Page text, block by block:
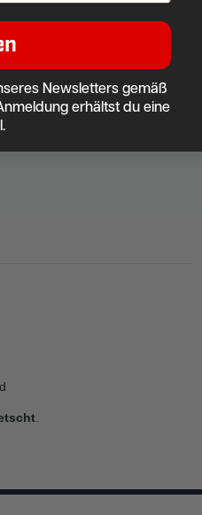
Newsletters gemäß
erhältst du eine